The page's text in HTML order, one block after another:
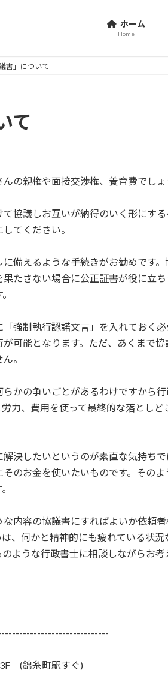
ホーム
Home
書」について
て
の親権や面接交渉権、養育費でし
協議しお互いが納得のいく形にす
てください。
備えるような手続きがお勧めです
たさない場合に公正証書が役に立
強制執行認諾文言」を入れておく
可能となります。ただ、あくまで
。
かの争いごとがあるわけですから
力、費用を使って最終的な落としど
決したいというのが素直な気持ち
のお金を使いたいものです。その
内容の協議書にすればよいか依頼
、何かと精神的にも疲れている状
ような行政書士に相談しながらお
(錦糸町駅すぐ)